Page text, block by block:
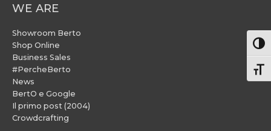
WE ARE
Showroom Berto
Shop Online
Business Sales
#PercheBerto
News
BertO e Google
Il primo post (2004)
Crowdcrafting